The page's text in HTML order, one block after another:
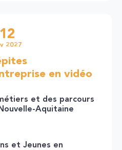
en vidéo
12
2027
et des parcours
Aquitaine
et Jeunes en